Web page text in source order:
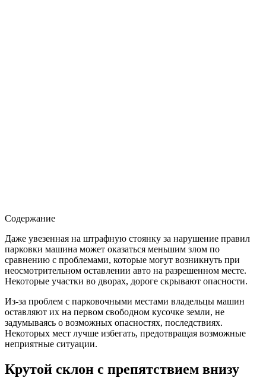
Содержание
Даже увезенная на штрафную стоянку за нарушение правил
парковки машина может оказаться меньшим злом по
сравнению с проблемами, которые могут возникнуть при
неосмотрительном оставлении авто на разрешенном месте.
Некоторые участки во дворах, дороге скрывают опасности.
Из-за проблем с парковочными местами владельцы машин
оставляют их на первом свободном кусочке земли, не
задумываясь о возможных опасностях, последствиях.
Некоторых мест лучше избегать, предотвращая возможные
неприятные ситуации.
Крутой склон с препятствием внизу